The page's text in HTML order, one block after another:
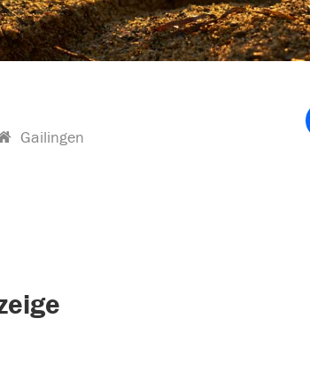
Gailingen